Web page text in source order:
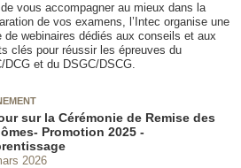
vous accompagner au mieux dans la
de vos examens, l’Intec organise une
de webinaires dédiés aux conseils et aux
clés pour réussir les épreuves du
DCG et du DSGC/DSCG.
sur la Cérémonie de Remise des
Promotion 2025 -
2026